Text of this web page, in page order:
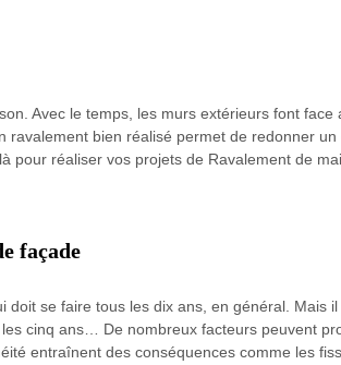
Avec le temps, les murs extérieurs font
bien réalisé permet de redonner
pour réaliser vos projets de Ravalement de
façade
se faire tous les dix ans, en général. Mais
cinq ans… De nombreux facteurs peuvent
entraînent des conséquences comme les